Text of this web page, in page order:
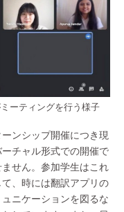
ーティングを行う様子
ンシップ開催につき現
チャル形式での開催で
せん。参加学生はこれ
、時には翻訳アプリの
ニケーションを図るな